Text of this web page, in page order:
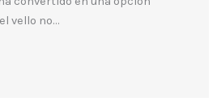
vello no…